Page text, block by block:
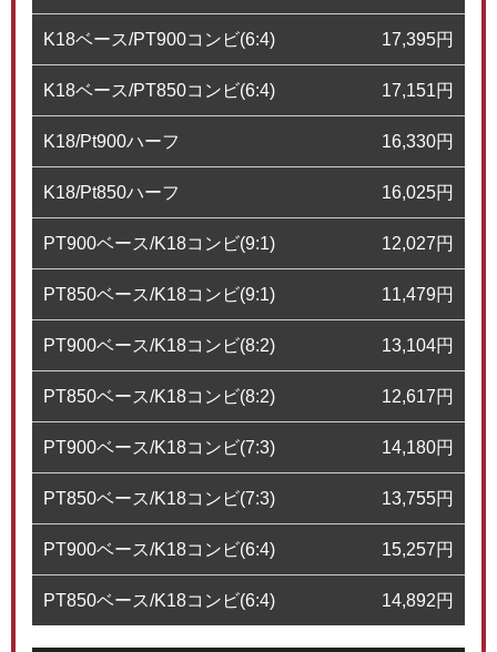
K18ベース/PT900コンビ(6:4) 17,395円
K18ベース/PT850コンビ(6:4) 17,151円
K18/Pt900ハーフ 16,330円
K18/Pt850ハーフ 16,025円
PT900ベース/K18コンビ(9:1) 12,027円
PT850ベース/K18コンビ(9:1) 11,479円
PT900ベース/K18コンビ(8:2) 13,104円
PT850ベース/K18コンビ(8:2) 12,617円
PT900ベース/K18コンビ(7:3) 14,180円
PT850ベース/K18コンビ(7:3) 13,755円
PT900ベース/K18コンビ(6:4) 15,257円
PT850ベース/K18コンビ(6:4) 14,892円